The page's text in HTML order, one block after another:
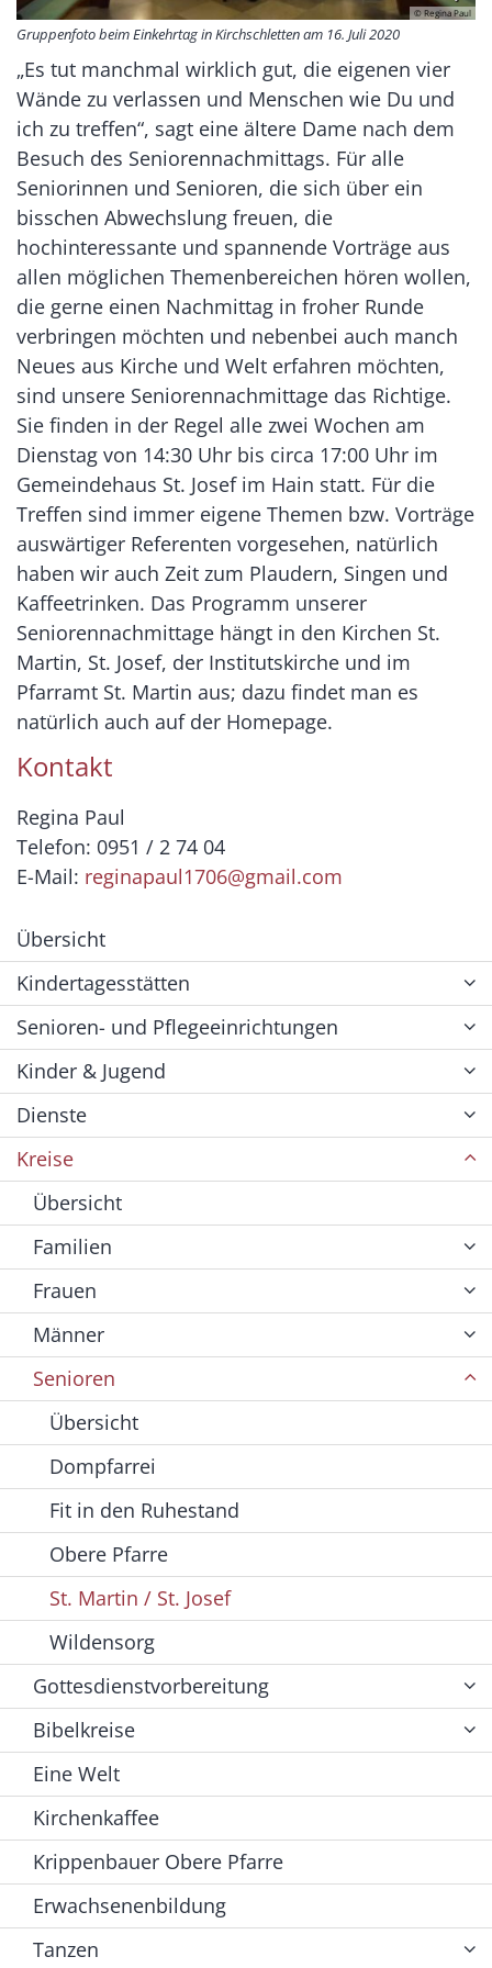
© Regina Paul
Gruppenfoto beim Einkehrtag in Kirchschletten am 16. Juli 2020
„Es tut manchmal wirklich gut, die eigenen vier
Wände zu verlassen und Menschen wie Du und
ich zu treffen“, sagt eine ältere Dame nach dem
Besuch des Seniorennachmittags. Für alle
Seniorinnen und Senioren, die sich über ein
bisschen Abwechslung freuen, die
hochinteressante und spannende Vorträge aus
allen möglichen Themenbereichen hören wollen,
die gerne einen Nachmittag in froher Runde
verbringen möchten und nebenbei auch manch
Neues aus Kirche und Welt erfahren möchten,
sind unsere Seniorennachmittage das Richtige.
Sie finden in der Regel alle zwei Wochen am
Dienstag von 14:30 Uhr bis circa 17:00 Uhr im
Gemeindehaus St. Josef im Hain statt. Für die
Treffen sind immer eigene Themen bzw. Vorträge
auswärtiger Referenten vorgesehen, natürlich
haben wir auch Zeit zum Plaudern, Singen und
Kaffeetrinken. Das Programm unserer
Seniorennachmittage hängt in den Kirchen St.
Martin, St. Josef, der Institutskirche und im
Pfarramt St. Martin aus; dazu findet man es
natürlich auch auf der Homepage.
Kontakt
Regina Paul
Telefon: 0951 / 2 74 04
E-Mail: reginapaul1706@gmail.com
Übersicht
Kindertagesstätten
Senioren- und Pflegeeinrichtungen
Kinder & Jugend
Dienste
Kreise
Übersicht
Familien
Frauen
Männer
Senioren
Übersicht
Dompfarrei
Fit in den Ruhestand
Obere Pfarre
St. Martin / St. Josef
Wildensorg
Gottesdienstvorbereitung
Bibelkreise
Eine Welt
Kirchenkaffee
Krippenbauer Obere Pfarre
Erwachsenenbildung
Tanzen